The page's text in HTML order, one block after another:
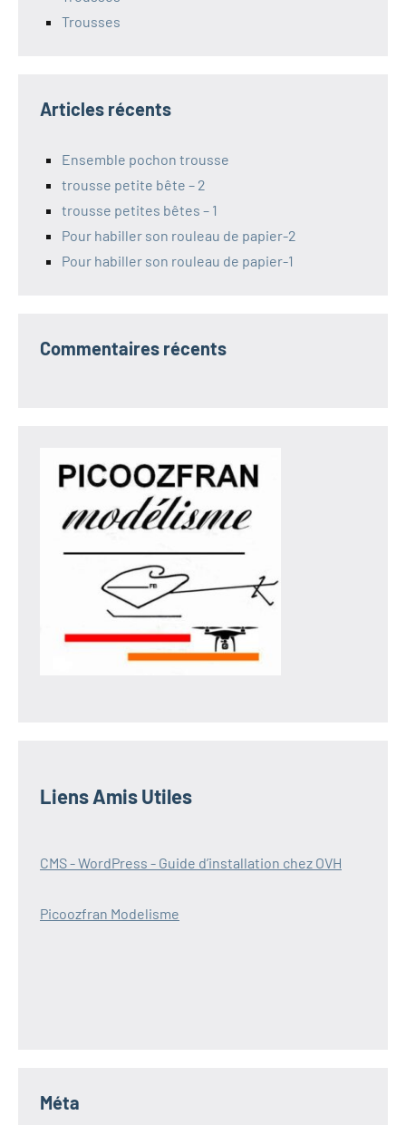
Trousses
Articles récents
Ensemble pochon trousse
trousse petite bête – 2
trousse petites bêtes – 1
Pour habiller son rouleau de papier-2
Pour habiller son rouleau de papier-1
Commentaires récents
Liens Amis Utiles
CMS - WordPress - Guide d’installation chez OVH
Picoozfran Modelisme
Méta